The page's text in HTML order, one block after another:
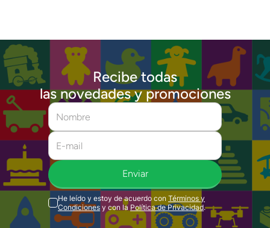
Recibe todas
las novedades y promociones
Enviar
He leído y estoy de acuerdo con Términos y
Condiciones y con la Política de Privacidad.